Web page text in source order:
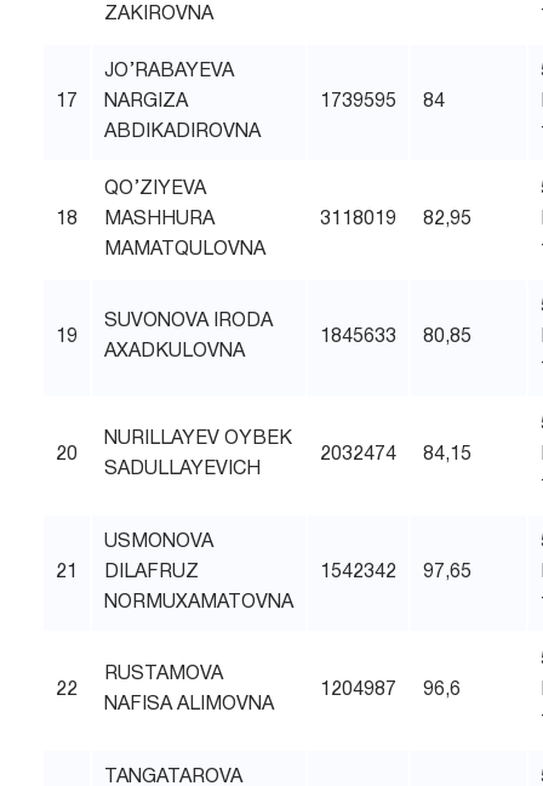
ZAKIROVNA
17
JO’RABAYEVA
NARGIZA
ABDIKADIROVNA
1739595 84
18
QO’ZIYEVA
MASHHURA
MAMATQULOVNA
3118019 82,95
19
SUVONOVA IRODA
AXADKULOVNA
1845633 80,85
20
NURILLAYEV OYBEK
SADULLAYEVICH
2032474 84,15
21
USMONOVA
DILAFRUZ
NORMUXAMATOVNA
1542342 97,65
22
RUSTAMOVA
NAFISA ALIMOVNA
1204987 96,6
TANGATAROVA